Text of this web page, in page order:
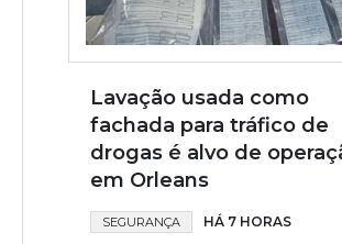
Lavação usada como
fachada para tráfico de
drogas é alvo de
em Orleans
SEGURANÇA HÁ 7 HORAS